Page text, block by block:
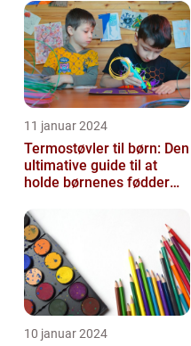
11 januar 2024
Termostøvler til børn: Den
ultimative guide til at
holde børnenes fødder
10 januar 2024